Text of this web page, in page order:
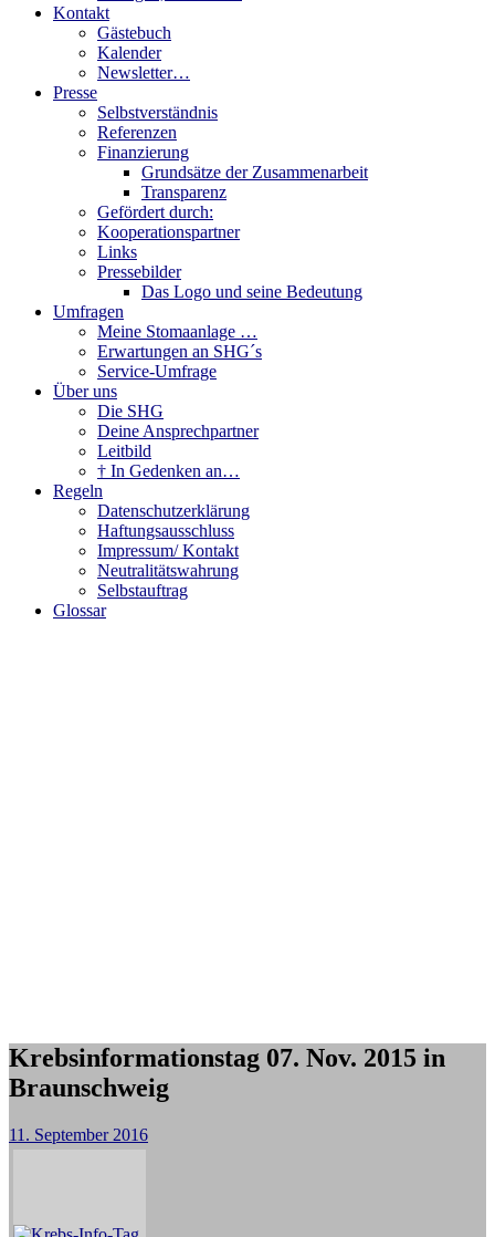
Kontakt
Gästebuch
Kalender
Newsletter…
Presse
Selbstverständnis
Referenzen
Finanzierung
Grundsätze der Zusammenarbeit
Transparenz
Gefördert durch:
Kooperationspartner
Links
Pressebilder
Das Logo und seine Bedeutung
Umfragen
Meine Stomaanlage …
Erwartungen an SHG´s
Service-Umfrage
Über uns
Die SHG
Deine Ansprechpartner
Leitbild
† In Gedenken an…
Regeln
Datenschutzerklärung
Haftungsausschluss
Impressum/ Kontakt
Neutralitätswahrung
Selbstauftrag
Glossar
Krebsinformationstag 07. Nov. 2015 in
Braunschweig
11. September 2016